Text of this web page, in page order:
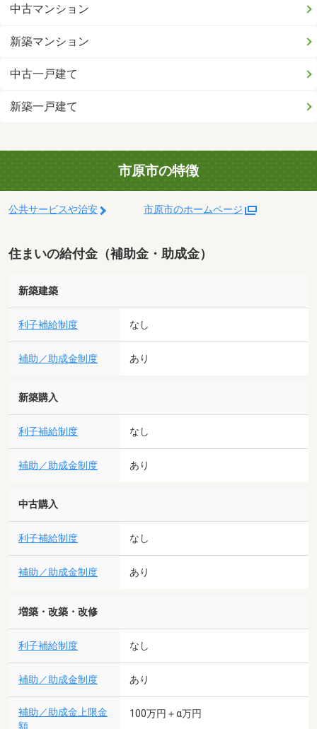
中古マンション
新築マンション
中古一戸建て
新築一戸建て
市原市の特徴
公共サービスや治安 市原市のホームページ
住まいの給付金（補助金・助成金）
新築建築
利子補給制度 なし
補助／助成金制度 あり
新築購入
利子補給制度 なし
補助／助成金制度 あり
中古購入
利子補給制度 なし
補助／助成金制度 あり
増築・改築・改修
利子補給制度 なし
補助／助成金制度 あり
補助／助成金上限金
額
100万円＋α万円